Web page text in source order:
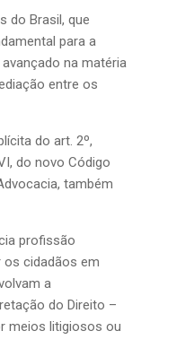
do Brasil, que
para a
na matéria
entre os
do art. 2º,
do novo Código
também
profissão
os cidadãos em
a
do Direito –
meios litigiosos ou